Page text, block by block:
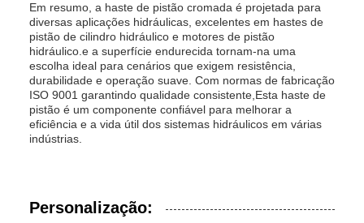
Em resumo, a haste de pistão cromada é projetada para
diversas aplicações hidráulicas, excelentes em hastes de
pistão de cilindro hidráulico e motores de pistão
hidráulico.e a superfície endurecida tornam-na uma
escolha ideal para cenários que exigem resistência,
durabilidade e operação suave. Com normas de fabricação
ISO 9001 garantindo qualidade consistente,Esta haste de
pistão é um componente confiável para melhorar a
eficiência e a vida útil dos sistemas hidráulicos em várias
indústrias.
Personalização: